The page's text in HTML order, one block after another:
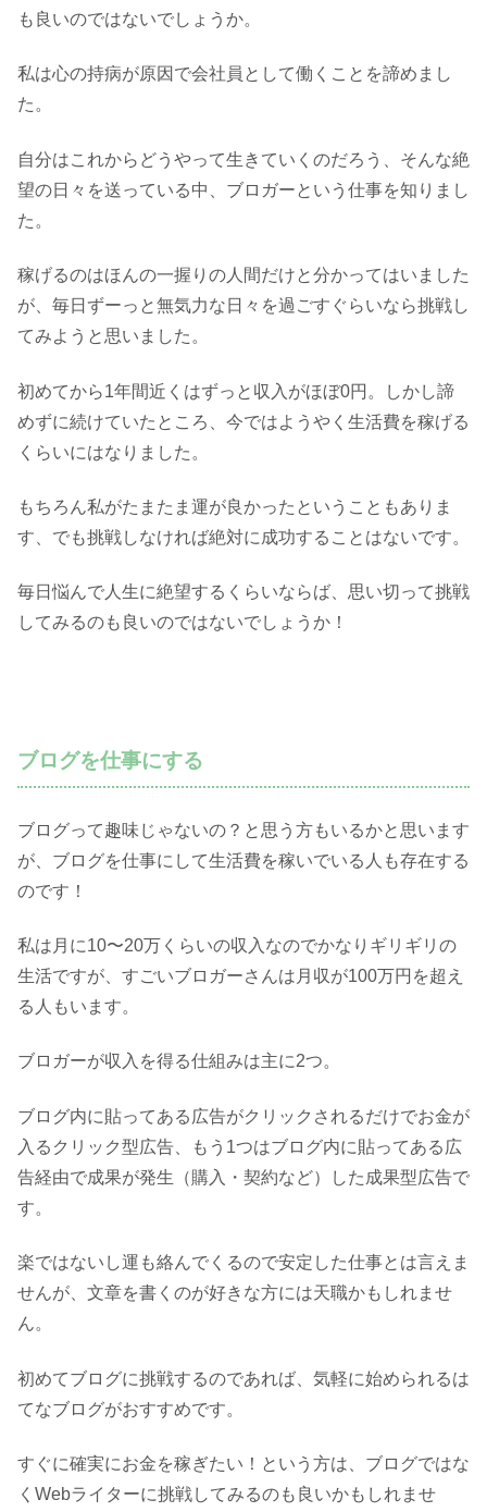
も良いのではないでしょうか。
私は心の持病が原因で会社員として働くことを諦めまし
た。
自分はこれからどうやって生きていくのだろう、そんな絶
望の日々を送っている中、ブロガーという仕事を知りまし
た。
稼げるのはほんの一握りの人間だけと分かってはいました
が、毎日ずーっと無気力な日々を過ごすぐらいなら挑戦し
てみようと思いました。
初めてから1年間近くはずっと収入がほぼ0円。しかし諦
めずに続けていたところ、今ではようやく生活費を稼げる
くらいにはなりました。
もちろん私がたまたま運が良かったということもありま
す、でも挑戦しなければ絶対に成功することはないです。
毎日悩んで人生に絶望するくらいならば、思い切って挑戦
してみるのも良いのではないでしょうか！
ブログを仕事にする
ブログって趣味じゃないの？と思う方もいるかと思います
が、ブログを仕事にして生活費を稼いでいる人も存在する
のです！
私は月に10〜20万くらいの収入なのでかなりギリギリの
生活ですが、すごいブロガーさんは月収が100万円を超え
る人もいます。
ブロガーが収入を得る仕組みは主に2つ。
ブログ内に貼ってある広告がクリックされるだけでお金が
入るクリック型広告、もう1つはブログ内に貼ってある広
告経由で成果が発生（購入・契約など）した成果型広告で
す。
楽ではないし運も絡んでくるので安定した仕事とは言えま
せんが、文章を書くのが好きな方には天職かもしれませ
ん。
初めてブログに挑戦するのであれば、気軽に始められるは
てなブログがおすすめです。
すぐに確実にお金を稼ぎたい！という方は、ブログではな
くWebライターに挑戦してみるのも良いかもしれませ